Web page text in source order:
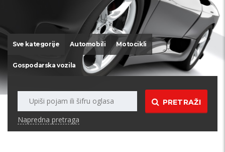
Sve kategorije Automobili Motocikli
Gospodarska vozila
PRETRAŽI
Napredna pretraga